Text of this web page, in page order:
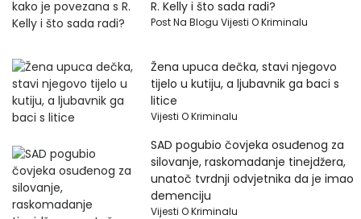
R. Kelly i što sada radi?
Post Na Blogu Vijesti O Kriminalu
Žena upuca dečka, stavi njegovo
tijelo u kutiju, a ljubavnik ga baci s
litice
Vijesti O Kriminalu
SAD pogubio čovjeka osuđenog za
silovanje, raskomadanje tinejdžera,
unatoč tvrdnji odvjetnika da je imao
demenciju
Vijesti O Kriminalu